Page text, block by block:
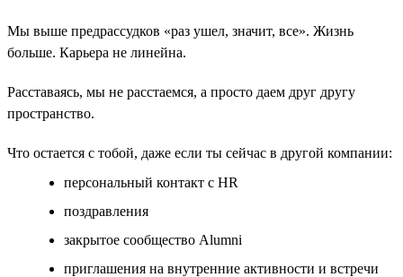
Мы выше предрассудков «раз ушел, значит, все». Жизнь
больше. Карьера не линейна.
Расставаясь, мы не расстаемся, а просто даем друг другу
пространство.
Что остается с тобой, даже если ты сейчас в другой компании:
персональный контакт с HR
поздравления
закрытое сообщество Alumni
приглашения на внутренние активности и встречи